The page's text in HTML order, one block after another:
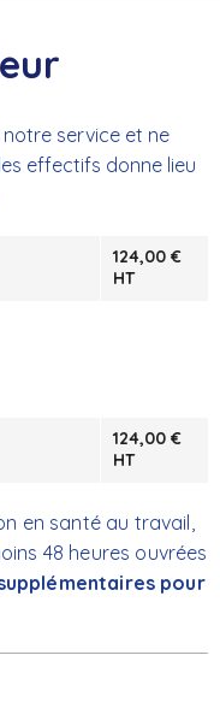
service et ne
effectifs donne lieu
124,00 €
HT
124,00 €
HT
en santé au travail,
48 heures ouvrées
pour